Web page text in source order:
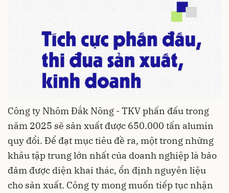
Công ty Nhôm Đắk Nông - TKV phấn đấu trong
năm 2025 sẽ sản xuất được 650.000 tấn alumin
quy đổi. Để đạt mục tiêu đề ra, một trong những
khâu tập trung lớn nhất của doanh nghiệp là bảo
đảm được diện khai thác, ổn định nguyên liệu
cho sản xuất. Công ty mong muốn tiếp tục nhận